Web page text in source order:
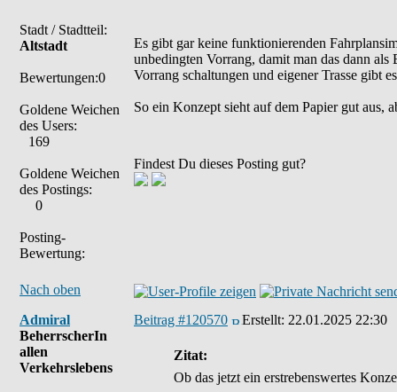
Stadt / Stadtteil:
Altstadt
Bewertungen:0
Goldene Weichen
des Users:
169
Goldene Weichen
des Postings:
0
Posting-
Bewertung:
Es gibt gar keine funktionierenden
unbedingten Vorrang, damit man das dann
Vorrang schaltungen und eigener Trasse gibt
So ein Konzept sieht auf dem Papier gut aus,
Findest Du dieses Posting gut?
Nach oben
Admiral
BeherrscherIn
allen
Verkehrslebens
Beitrag #120570 Erstellt: 22.01.2025 22:30
Zitat:
Ob das jetzt ein erstrebenswertes